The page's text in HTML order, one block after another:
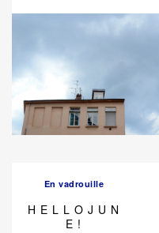
En vadrouille
H E L L O J U N
E !